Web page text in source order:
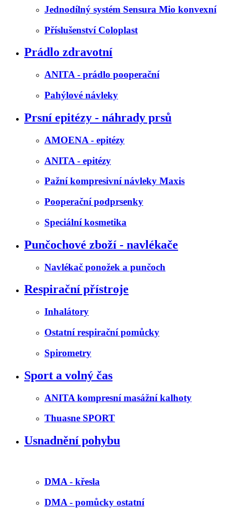
Jednodílný systém Sensura Mio konvexní
Příslušenství Coloplast
Prádlo zdravotní
ANITA - prádlo pooperační
Pahýlové návleky
Prsní epitézy - náhrady prsů
AMOENA - epitézy
ANITA - epitézy
Pažní kompresivní návleky Maxis
Pooperační podprsenky
Speciální kosmetika
Punčochové zboží - navlékače
Navlékač ponožek a punčoch
Respirační přístroje
Inhalátory
Ostatní respirační pomůcky
Spirometry
Sport a volný čas
ANITA kompresní masážní kalhoty
Thuasne SPORT
Usnadnění pohybu
DMA - křesla
DMA - pomůcky ostatní